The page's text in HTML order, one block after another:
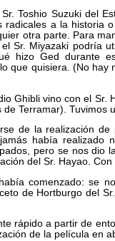
Toshio Suzuki del
a la historia
otra parte. Para
Sr. Miyazaki podría
hizo Ged durante
que quisiera. (No hay
Ghibli vino con el Sr.
Terramar). Tuvimos
de la realización
había realizado
pero se nos dio
del Sr. Hayao.
comenzado: se
de Hortburgo del
rápido a partir de
de la película en